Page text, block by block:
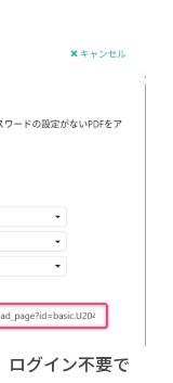
ログイン不要で